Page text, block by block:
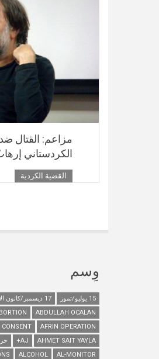
مزاعم: القتال
الكردستاني
القضية الكردية
وِسم
15 يوليو/تموز 17 ديسمبر/كانون الأول
ABDULLAH OCALAN
AFRIN OPERATION
CONSENT
AHMET SAIT YAYLA
AJ+
AL-MONITOR
ALCOHOL